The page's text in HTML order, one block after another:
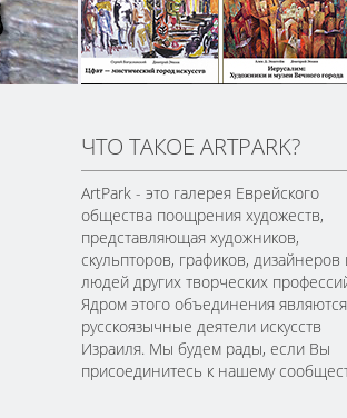
ЧТО ТАКОЕ ARTPARK?
ArtPark - это галерея Еврейского
общества поощрения художеств,
представляющая художников,
скульпторов, графиков, дизайнеров
людей других творческих
Ядром этого объединения являются
русскоязычные деятели искусств
Израиля. Мы будем рады, если Вы
присоединитесь к нашему